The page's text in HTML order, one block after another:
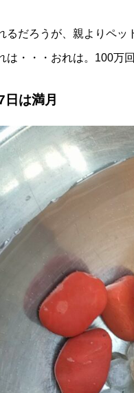
るだろうが、親よりペッ
は・・・おれは。100万
は満月